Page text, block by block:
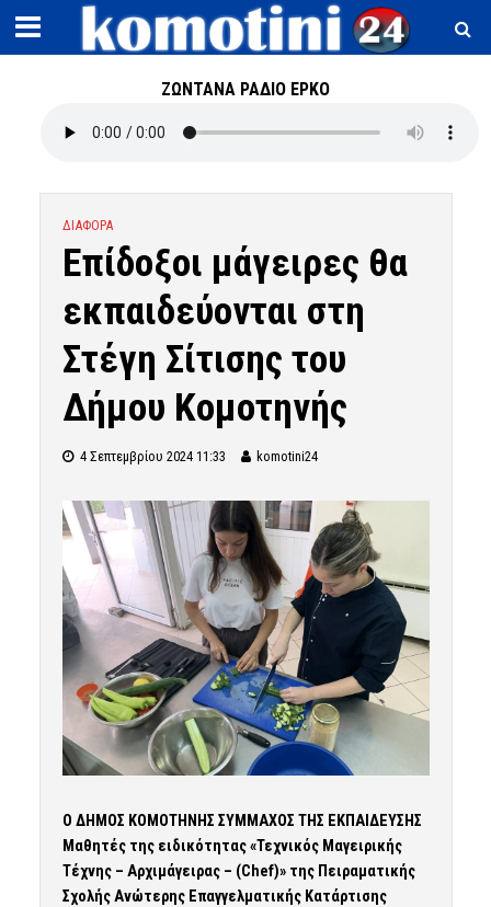
ΖΩΝΤΑΝΑ ΡΑΔΙΟ ΕΡΚΟ
ΔΙΑΦΟΡΑ
Eπίδοξοι μάγειρες θα
εκπαιδεύονται στη
Στέγη Σίτισης του
Δήμου Κομοτηνής
4 Σεπτεμβρίου 2024 11:33 komotini24
Ο ΔΗΜΟΣ ΚΟΜΟΤΗΝΗΣ ΣΥΜΜΑΧΟΣ ΤΗΣ ΕΚΠΑΙΔΕΥΣΗΣ
Μαθητές της ειδικότητας «Τεχνικός Μαγειρικής
Τέχνης – Αρχιμάγειρας – (Chef)» της Πειραματικής
Σχολής Ανώτερης Επαγγελματικής Κατάρτισης